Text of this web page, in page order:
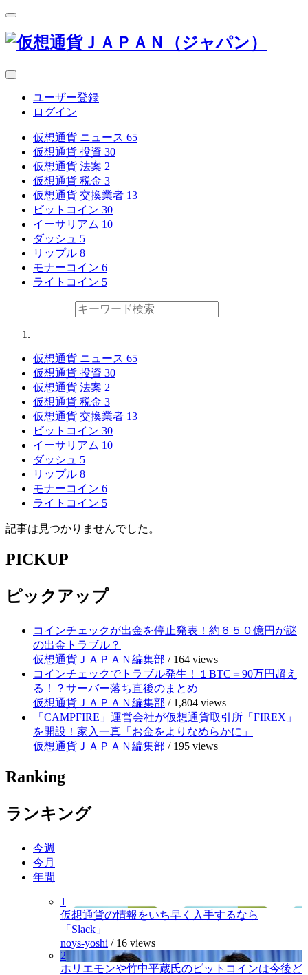
ユーザー登録
ログイン
仮想通貨 ニュース 65
仮想通貨 投資 30
仮想通貨 法案 2
仮想通貨 税金 3
仮想通貨 交換業者 13
ビットコイン 30
イーサリアム 10
ダッシュ 5
リップル 8
モナーコイン 6
ライトコイン 5
仮想通貨 ニュース 65
仮想通貨 投資 30
仮想通貨 法案 2
仮想通貨 税金 3
仮想通貨 交換業者 13
ビットコイン 30
イーサリアム 10
ダッシュ 5
リップル 8
モナーコイン 6
ライトコイン 5
記事は見つかりませんでした。
PICKUP
ピックアップ
コインチェックが出金を停止発表！約６５０億円が謎
の出金トラブル？
仮想通貨ＪＡＰＡＮ編集部 / 164 views
コインチェックでトラブル発生！１BTC＝90万円超え
る！？サーバー落ち直後のまとめ
仮想通貨ＪＡＰＡＮ編集部 / 1,804 views
「CAMPFIRE」運営会社が仮想通貨取引所「FIREX」
を開設！家入一真「お金をよりなめらかに」
仮想通貨ＪＡＰＡＮ編集部 / 195 views
Ranking
ランキング
今週
今月
年間
1
仮想通貨の情報をいち早く入手するなら
「Slack」
noys-yoshi / 16 views
2
ホリエモンや竹中平蔵氏のビットコインは今後ど